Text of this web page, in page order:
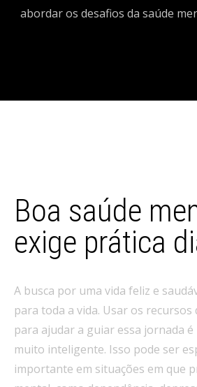
abordar os desafios da saúde
Boa saúde
exige prática
A busca por uma vida feliz e
para toda a vida. Usar os recursos
para ajudar a guiar essa jornada
muito inteligente. Isso pode ser
importante em situações em que